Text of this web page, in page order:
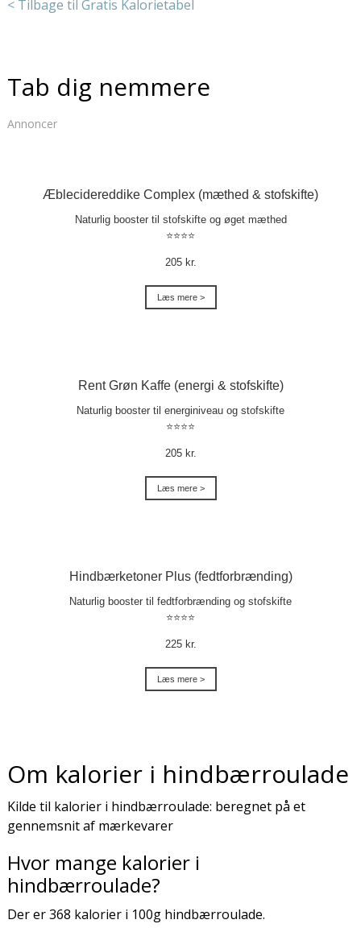
< Tilbage til Gratis Kalorietabel
Tab dig nemmere
Annoncer
Æblecidereddike Complex (mæthed & stofskifte)
Naturlig booster til stofskifte og øget mæthed
⭐⭐⭐⭐
205 kr.
Læs mere >
Rent Grøn Kaffe (energi & stofskifte)
Naturlig booster til energiniveau og stofskifte
⭐⭐⭐⭐
205 kr.
Læs mere >
Hindbærketoner Plus (fedtforbrænding)
Naturlig booster til fedtforbrænding og stofskifte
⭐⭐⭐⭐
225 kr.
Læs mere >
Om kalorier i hindbærroulade
Kilde til kalorier i hindbærroulade: beregnet på et
gennemsnit af mærkevarer
Hvor mange kalorier i
hindbærroulade?
Der er 368 kalorier i 100g hindbærroulade.